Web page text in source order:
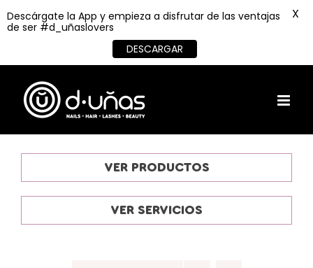
content
VER PRODUCTOS
VER SERVICIOS
Descárgate la App y empieza a disfrutar de las ventajas
de ser #d_uñaslovers
DESCARGAR
X